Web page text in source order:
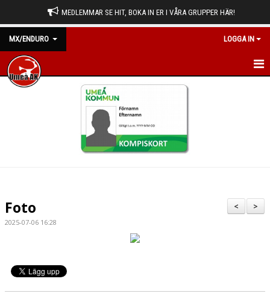
MEDLEMMAR SE HIT, BOKA IN ER I VÅRA GRUPPER HÄR!
MX/ENDURO LOGGA IN
HEM
KONTAKT
>
<
Foto
2025-07-06 16:28